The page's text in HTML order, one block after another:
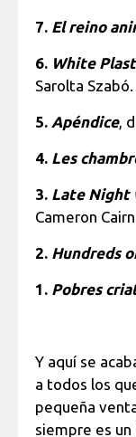
7. El reino
6. White
Sarolta Szabó.
5. Apéndice,
4. Les
3. Late Night
Cameron
2. Hundreds
1. Pobres
Y aquí se
a todos los
pequeña
siempre es